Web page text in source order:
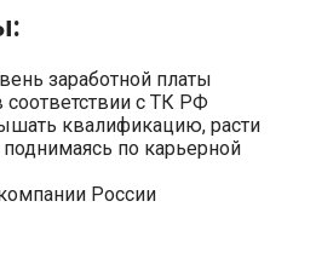
заработной платы
соответствии с ТК РФ
квалификацию, расти
по карьерной
России